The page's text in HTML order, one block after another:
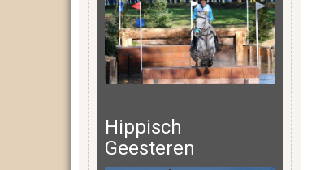
Hippisch
Geesteren